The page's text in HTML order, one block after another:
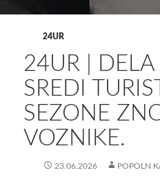
24UR
24UR | DELA
SREDI
SEZONE
VOZNIKE.
23.06.2026 POPOLN